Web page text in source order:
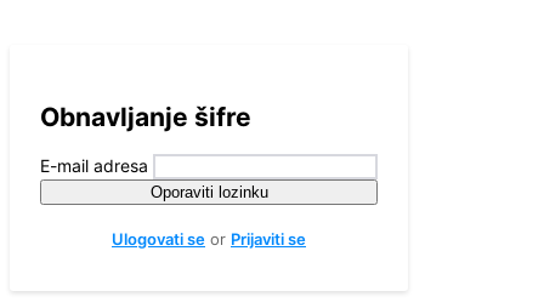
Obnavljanje šifre
E-mail adresa
Oporaviti lozinku
Ulogovati se or Prijaviti se